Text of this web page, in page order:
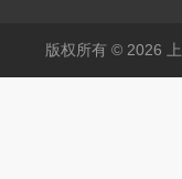
版权所有 © 2026